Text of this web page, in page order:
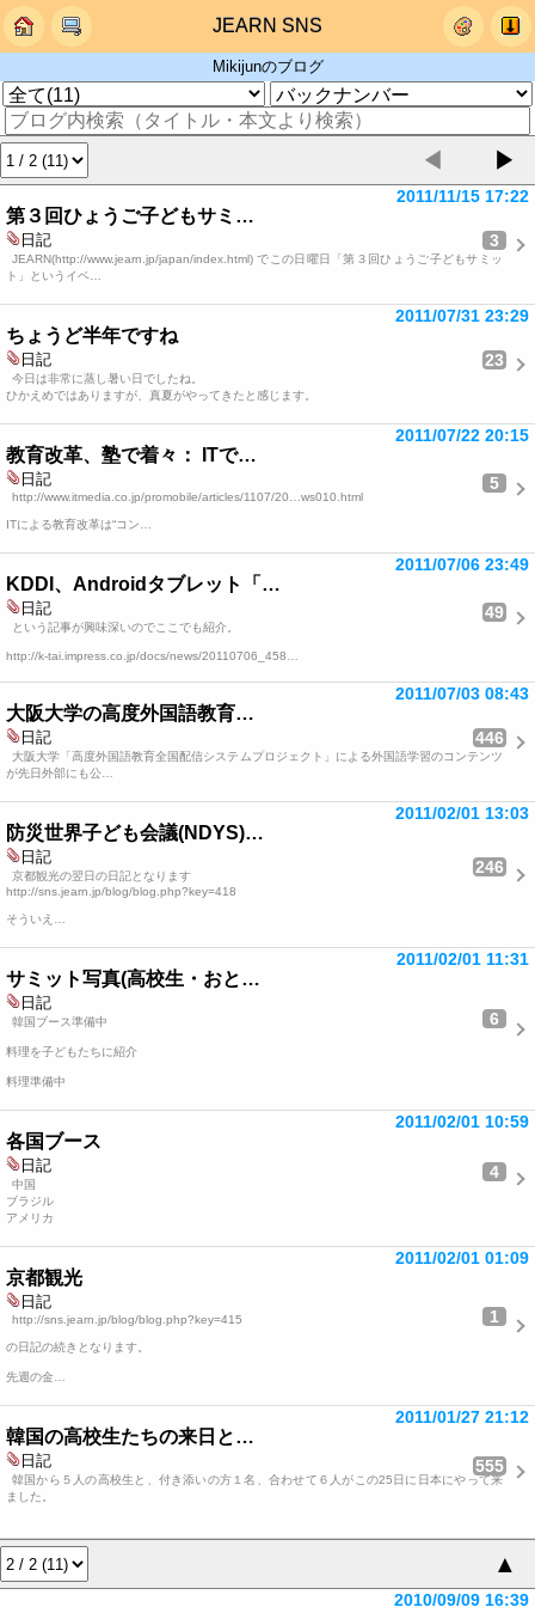
JEARN SNS
Mikijunのブログ
◀ ▶
第３回ひょうご子どもサミ…
2011/11/15 17:22
日記 3
JEARN(http://www.jearn.jp/japan/index.html) でこの日曜日「第３回ひょうご子どもサミッ
ト」というイベ…
ちょうど半年ですね
2011/07/31 23:29
日記 23
今日は非常に蒸し暑い日でしたね。
ひかえめではありますが、真夏がやってきたと感じます。
教育改革、塾で着々： ITで…
2011/07/22 20:15
日記 5
http://www.itmedia.co.jp/promobile/articles/1107/20…ws010.html
ITによる教育改革は“コン…
KDDI、Androidタブレット「…
2011/07/06 23:49
日記 49
という記事が興味深いのでここでも紹介。
http://k-tai.impress.co.jp/docs/news/20110706_458…
大阪大学の高度外国語教育…
2011/07/03 08:43
日記 446
大阪大学「高度外国語教育全国配信システムプロジェクト」による外国語学習のコンテンツ
が先日外部にも公…
防災世界子ども会議(NDYS)…
2011/02/01 13:03
日記
246
京都観光の翌日の日記となります
http://sns.jearn.jp/blog/blog.php?key=418
そういえ…
サミット写真(高校生・おと…
2011/02/01 11:31
日記
6
韓国ブース準備中
料理を子どもたちに紹介
料理準備中
各国ブース
2011/02/01 10:59
日記 4
中国
ブラジル
アメリカ
京都観光
2011/02/01 01:09
日記
1
http://sns.jearn.jp/blog/blog.php?key=415
の日記の続きとなります。
先週の金…
韓国の高校生たちの来日と…
2011/01/27 21:12
日記 555
韓国から５人の高校生と、付き添いの方１名、合わせて６人がこの25日に日本にやって来
ました。
▲
2010/09/09 16:39